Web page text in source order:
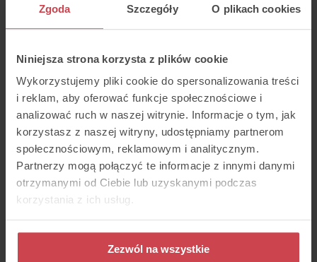
Zgoda Szczegóły O plikach cookies
Niniejsza strona korzysta z plików cookie
Wykorzystujemy pliki cookie do spersonalizowania treści
i reklam, aby oferować funkcje społecznościowe i
analizować ruch w naszej witrynie. Informacje o tym, jak
korzystasz z naszej witryny, udostępniamy partnerom
społecznościowym, reklamowym i analitycznym.
Partnerzy mogą połączyć te informacje z innymi danymi
otrzymanymi od Ciebie lub uzyskanymi podczas
korzystania z ich usług.
Zezwól na wszystkie
Dzięki integracji Twój zespół zyska
natychmiastowy dostęp do danych o
aktywnościach i scoringu klientów, co pozwoli
prowadzić bardziej spersonalizowane
rozmowy i szybciej reagować na potrzeby.
- W panelu Thulium przejdź do Administracja
→ Zaawansowane → Integracje.
- Wybierz z listy integracji Manago (CRM).
- Wygeneruj w Manago Secret Token (ważny
1 godzinę) i wklej go w Thulium.